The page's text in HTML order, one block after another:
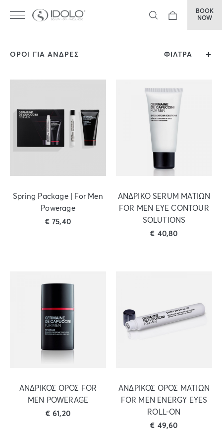
BOOK
NOW
ΟΡΟΙ ΓΙΑ ΑΝΔΡΕΣ ΦΙΛΤΡΑ
Spring Package | For Men
Powerage
€ 75,40
ΑΝΔΡΙΚΟ SERUM ΜΑΤΙΩΝ
FOR MEN EYE CONTOUR
SOLUTIONS
€ 40,80
ΑΝΔΡΙΚΟΣ ΟΡΟΣ FOR
MEN POWERAGE
€ 61,20
ΑΝΔΡΙΚΟΣ ΟΡΟΣ ΜΑΤΙΩΝ
FOR MEN ENERGY EYES
ROLL-ON
€ 49,60